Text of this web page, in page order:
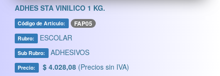
ADHES STA VINILICO 1 KG.
Código de Artículo: FAP05
Rubro: ESCOLAR
Sub Rubro: ADHESIVOS
Precio: $ 4.028,08 (Precios sin IVA)